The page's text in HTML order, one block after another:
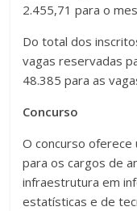
2.455,71 para o
Do total dos
vagas reservadas
48.385 para as
Concurso
O concurso
para os cargos de
infraestrutura em
estatísticas e de